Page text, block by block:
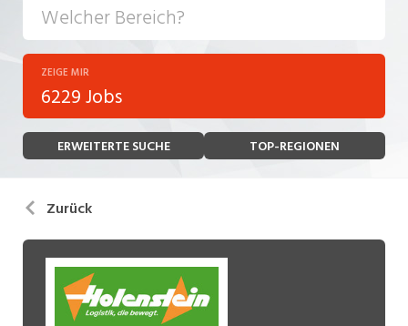
JOB-TYP
Festanstellung
Temporär (befristet)
Freelance
Praktikum
Lehrstelle
Ferienjob
Bank, Versicherung
Bau, Handwerk, Elektro
Bildung, Kunst, Design, Soziale Berufe, Sport
Einkauf, Logistik, Transport, Verkehr
Engineering, Technik, Architektur
ZEIGE MIR
6229 Jobs
ERWEITERTE SUCHE TOP-REGIONEN
Zurück